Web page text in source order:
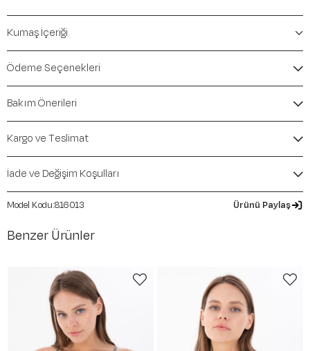
Öne Çıkan Detaylar
Marka:Maraton
Renk:Ekru
Elastane
Kalıp / Form:SlimFit
Mevsim:İlkbahar-Yaz
Kumaş İçeriği
Ödeme Seçenekleri
Bakım Önerileri
Kargo ve Teslimat
İade ve Değişim Koşulları
816013 Ürünü Paylaş
Benzer Ürünler